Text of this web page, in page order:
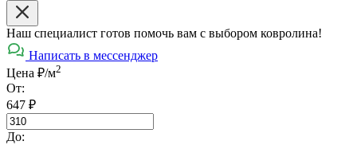
Наш специалист готов помочь вам с выбором ковролина!
Написать в мессенджер
Цена ₽/м2
От:
647 ₽
До: